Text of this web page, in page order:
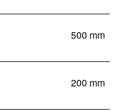
500 mm
200 mm